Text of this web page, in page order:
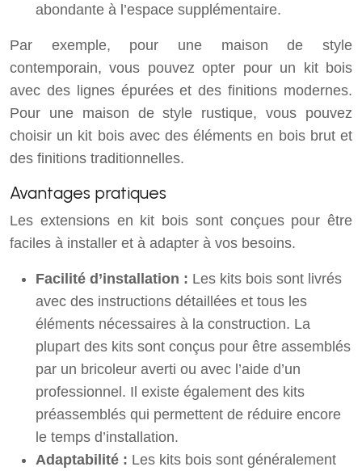
abondante à l’espace supplémentaire.
Par exemple, pour une maison de style
contemporain, vous pouvez opter pour un kit bois
avec des lignes épurées et des finitions modernes.
Pour une maison de style rustique, vous pouvez
choisir un kit bois avec des éléments en bois brut et
des finitions traditionnelles.
Avantages pratiques
Les extensions en kit bois sont conçues pour être
faciles à installer et à adapter à vos besoins.
Facilité d’installation : Les kits bois sont livrés
avec des instructions détaillées et tous les
éléments nécessaires à la construction. La
plupart des kits sont conçus pour être assemblés
par un bricoleur averti ou avec l’aide d’un
professionnel. Il existe également des kits
préassemblés qui permettent de réduire encore
le temps d’installation.
Adaptabilité : Les kits bois sont généralement